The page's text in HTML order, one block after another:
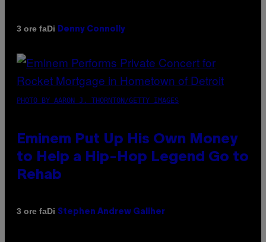
3 ore faDi Denny Connolly
PHOTO BY AARON J. THORNTON/GETTY IMAGES
Eminem Put Up His Own Money
to Help a Hip-Hop Legend Go to
Rehab
3 ore faDi Stephen Andrew Galiher